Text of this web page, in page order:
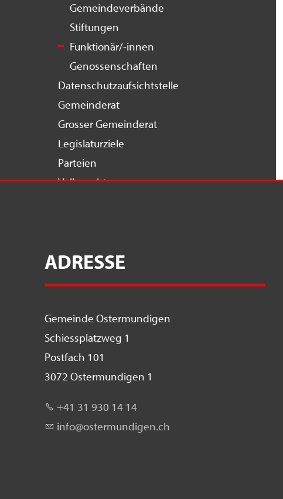
Gemeindeverbände
Stiftungen
Funktionär/-innen
Genossenschaften
Datenschutzaufsichtstelle
Gemeinderat
Grosser Gemeinderat
Legislaturziele
Parteien
Volksrechte
ADRESSE
Gemeinde Ostermundigen
Schiessplatzweg 1
Postfach 101
3072 Ostermundigen 1
+41 31 930 14 14
nf
st rm nd g n ch